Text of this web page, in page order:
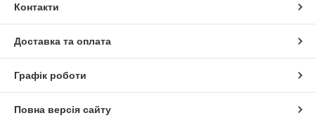
Контакти
Доставка та оплата
Графік роботи
Повна версія сайту